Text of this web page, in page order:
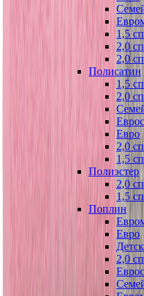
1,5
2,0
2,0
Полисатин
1,5
2,0
Евро
2,0
1,5
Полиэстер
2,0
1,5
Поплин
Евро
2,0